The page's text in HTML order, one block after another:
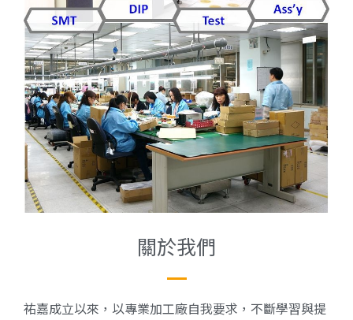
關於我們
祐嘉成立以來，以專業加工廠自我要求，不斷學習與提